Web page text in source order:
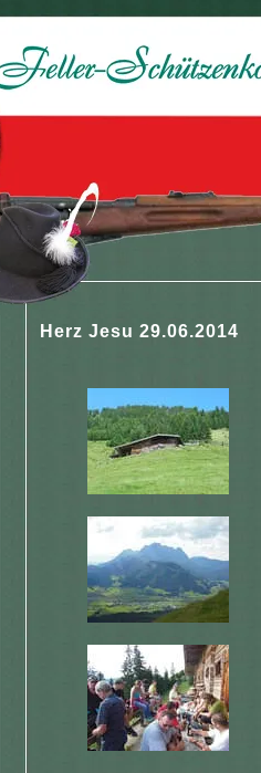
Herz Jesu 29.06.2014